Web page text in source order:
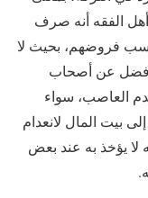
الفقه أنه صرف
فروضهم، بحيث لا
فضل عن أصحاب
العاصب، سواء
بيت المال لانعدام
لا يؤخذ به عند بعض